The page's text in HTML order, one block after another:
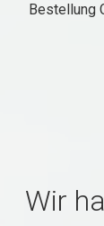
Bestellung
Wir